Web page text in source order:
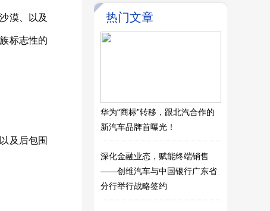
漠、以及
标志性的
及后包围
Display Stand for Snacks and
Food Items
君诚献汽车生活网：驾驭未来
的驾驶乐园
广东专属福利请查收！ 创维
Switch for Industrial Applications
车型即将登陆山西太原
2025中国 ·（安徽）煤炭装备
化及机器人展览会
长城汽车发布越野场景分级标
Power Delivery Efficiency in PoE
众汇医疗，您值得信赖的临床
热门文章
华为“商标”转移，跟北汽合作的
新汽车品牌首曝光！
深化金融业态，赋能终端销售
——创维汽车与中国银行广东省
分行举行战略签约